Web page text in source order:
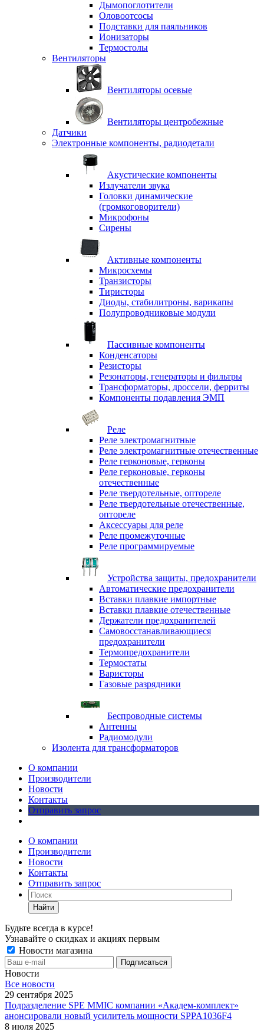
Дымопоглотители
Оловоотсосы
Подставки для паяльников
Ионизаторы
Термостолы
Вентиляторы
Вентиляторы осевые
Вентиляторы центробежные
Датчики
Электронные компоненты, радиодетали
Акустические компоненты
Излучатели звука
Головки динамические
(громкоговорители)
Микрофоны
Сирены
Активные компоненты
Микросхемы
Транзисторы
Тиристоры
Диоды, стабилитроны, варикапы
Полупроводниковые модули
Пассивные компоненты
Конденсаторы
Резисторы
Резонаторы, генераторы и фильтры
Трансформаторы, дроссели, ферриты
Компоненты подавления ЭМП
Реле
Реле электромагнитные
Реле электромагнитные отечественные
Реле герконовые, герконы
Реле герконовые, герконы
отечественные
Реле твердотельные, оптореле
Реле твердотельные отечественные,
оптореле
Аксессуары для реле
Реле промежуточные
Реле программируемые
Устройства защиты, предохранители
Автоматические предохранители
Вставки плавкие импортные
Вставки плавкие отечественные
Держатели предохранителей
Самовосстанавливающиеся
предохранители
Термопредохранители
Термостаты
Варисторы
Газовые разрядники
Беспроводные системы
Антенны
Радиомодули
Изолента для трансформаторов
О компании
Производители
Новости
Контакты
Отправить запрос
О компании
Производители
Новости
Контакты
Отправить запрос
Найти
Будьте всегда в курсе!
Узнавайте о скидках и акциях первым
Новости магазина
Новости
Все новости
29 сентября 2025
Подразделение SPE MMIC компании «Академ-комплект»
анонсировали новый усилитель мощности SPPA1036F4
8 июля 2025